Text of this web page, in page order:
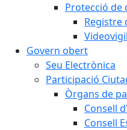
Protecció de
Registre
Govern obert
Seu Electrònica
Participació
Òrgans de
Consell
Consell